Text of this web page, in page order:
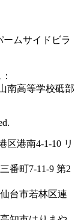
ームサイドビラ
南高等学校砥部
区港南4-1-10 リ
番町7-11-9 第2
台市若林区連